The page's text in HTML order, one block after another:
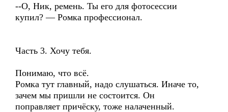
--О, Ник, ремень. Ты его для фотосессии
купил? — Ромка профессионал.
Часть 3. Хочу тебя.
Понимаю, что всё.
Ромка тут главный, надо слушаться. Иначе то,
зачем мы пришли не состоится. Он
поправляет причёску, тоже налаченный.